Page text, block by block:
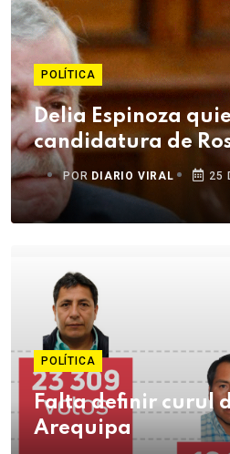
POLÍTICA
Delia Espinoza
candidatura de
POR DIARIO VIRAL 25
POLÍTICA
Falta definir curul
Arequipa